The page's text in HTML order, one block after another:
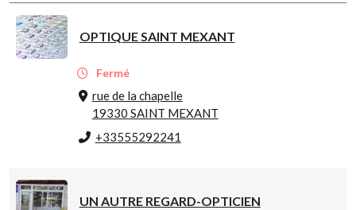
OPTIQUE SAINT MEXANT
Fermé
rue de la chapelle
19330 SAINT MEXANT
+33555292241
UN AUTRE REGARD-OPTICIEN